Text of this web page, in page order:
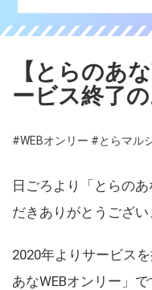
【とらのあ
ービス終了
#WEBオンリー #とらマル
日ごろより「とらの
だきありがとうござい
2020年よりサービス
あなWEBオンリー」